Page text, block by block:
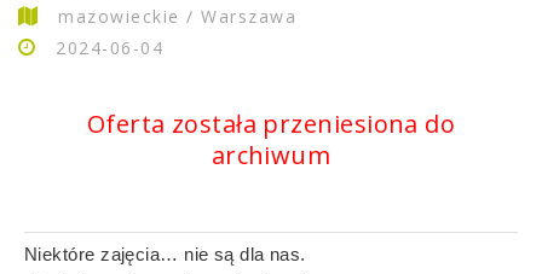
mazowieckie / Warszawa
2024-06-04
Oferta została przeniesiona do
archiwum
Niektóre zajęcia… nie są dla nas.